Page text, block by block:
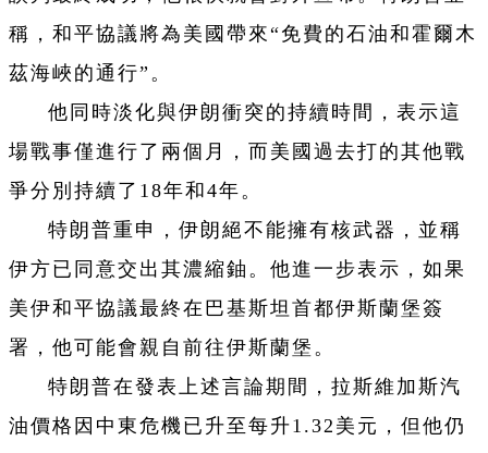
稱，和平協議將為美國帶來“免費的石油和霍爾木
茲海峽的通行”。
他同時淡化與伊朗衝突的持續時間，表示這
場戰事僅進行了兩個月，而美國過去打的其他戰
爭分別持續了18年和4年。
特朗普重申，伊朗絕不能擁有核武器，並稱
伊方已同意交出其濃縮鈾。他進一步表示，如果
美伊和平協議最終在巴基斯坦首都伊斯蘭堡簽
署，他可能會親自前往伊斯蘭堡。
特朗普在發表上述言論期間，拉斯維加斯汽
油價格因中東危機已升至每升1.32美元，但他仍